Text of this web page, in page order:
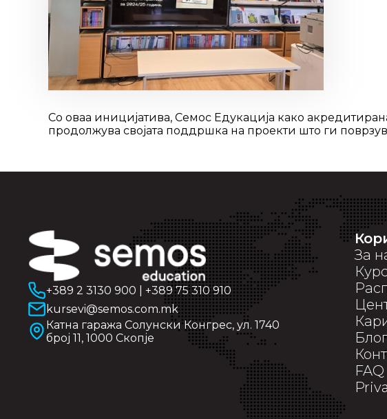
Со оваа иницијатива, Семос Едукација како
продолжува својата поддршка на проекти што ги
+389 2 3130 900
+389 75 310 910
kursevi@semos.com.mk
Катна гаража Солунски Конгрес, ул. 1740
број 11, 1000 Скопје
За
Блог
FAQ